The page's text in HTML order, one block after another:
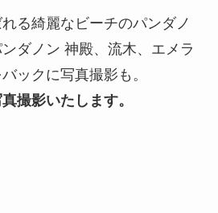
る綺麗なビーチのパンダノ
ダノン 神殿、流木、エメラ
ックに写真撮影も。
撮影いたします。